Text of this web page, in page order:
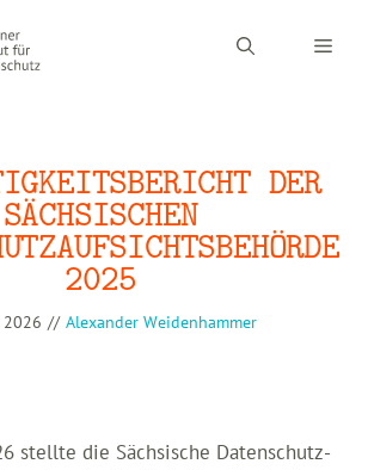
DER
SÄCHSISCHEN
2025
2026 // Alexander Weidenhammer
stellte die Sächsische Datenschutz-